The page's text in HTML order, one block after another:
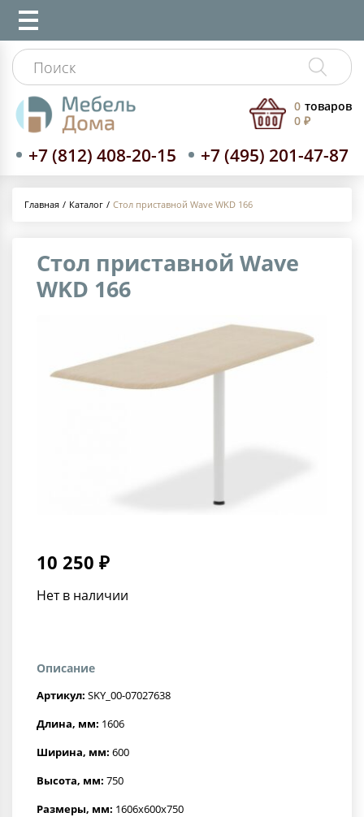
+7 (812) 408-20-15 +7 (495) 201-47-87
0 товаров
0 ₽
Главная Каталог Стол приставной Wave WKD 166
Стол приставной Wave
WKD 166
10 250 ₽
Нет в наличии
Описание
Артикул: SKY_00-07027638
Длина, мм: 1606
Ширина, мм: 600
Высота, мм: 750
Размеры, мм: 1606х600х750